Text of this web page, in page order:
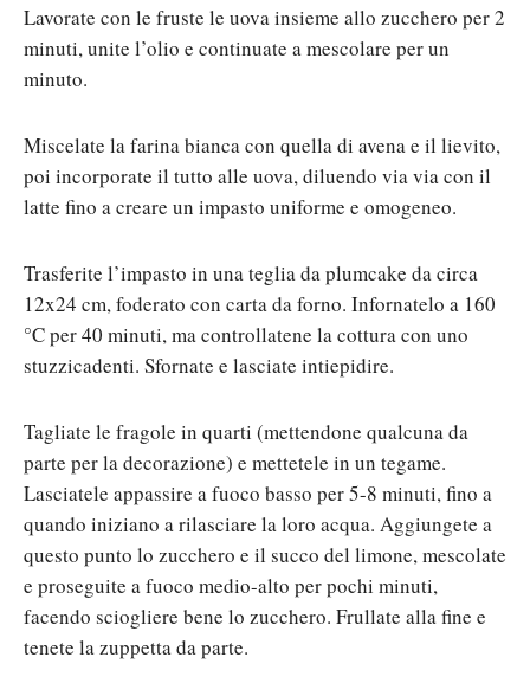
Lavorate con le fruste le uova insieme allo zucchero per 2
minuti, unite l’olio e continuate a mescolare per un
minuto.
Miscelate la farina bianca con quella di avena e il lievito,
poi incorporate il tutto alle uova, diluendo via via con il
latte fino a creare un impasto uniforme e omogeneo.
Trasferite l’impasto in una teglia da plumcake da circa
12x24 cm, foderato con carta da forno. Infornatelo a 160
°C per 40 minuti, ma controllatene la cottura con uno
stuzzicadenti. Sfornate e lasciate intiepidire.
Tagliate le fragole in quarti (mettendone qualcuna da
parte per la decorazione) e mettetele in un tegame.
Lasciatele appassire a fuoco basso per 5-8 minuti, fino a
quando iniziano a rilasciare la loro acqua. Aggiungete a
questo punto lo zucchero e il succo del limone, mescolate
e proseguite a fuoco medio-alto per pochi minuti,
facendo sciogliere bene lo zucchero. Frullate alla fine e
tenete la zuppetta da parte.